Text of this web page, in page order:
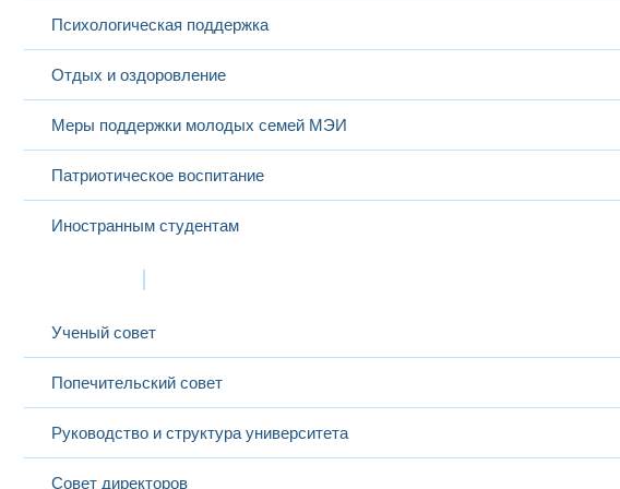
Психологическая поддержка
Отдых и оздоровление
Меры поддержки молодых семей МЭИ
Патриотическое воспитание
Иностранным студентам
Ученый совет
Попечительский совет
Руководство и структура университета
Совет директоров